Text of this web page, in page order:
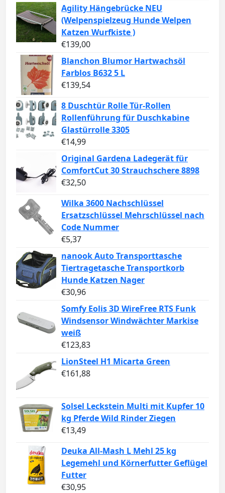
Agility Hängebrücke NEU
(Welpenspielzeug Hunde Welpen
Katzen Wurfkiste )
€139,00
Blanchon Blumor Hartwachsöl
Farblos B632 5 L
€139,54
8 Duschtür Rolle Tür-Rollen
Rollenführung für Duschkabine
Glastürrolle 3305
€14,99
Original Gardena Ladegerät für
ComfortCut 30 Strauchschere 8898
€32,50
Wilka 3600 Nachschlüssel
Ersatzschlüssel Mehrschlüssel nach
Code Nummer
€5,37
nanook Auto Transporttasche
Tiertragetasche Transportkorb
Hunde Katzen Nager
€30,96
Somfy Eolis 3D WireFree RTS Funk
Windsensor Windwächter Markise
weiß
€123,83
LionSteel H1 Micarta Green
€161,88
Solsel Leckstein Multi mit Kupfer 10
kg Pferde Wild Rinder Ziegen
€13,49
Deuka All-Mash L Mehl 25 kg
Legemehl und Körnerfutter Geflügel
Futter
€30,95